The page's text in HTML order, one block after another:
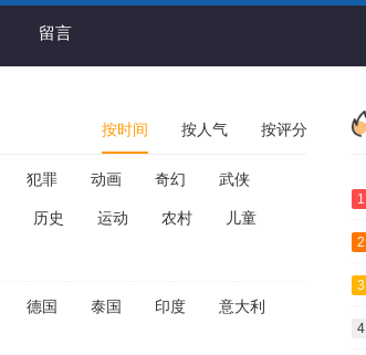
留言
按时间 按人气 按评分
犯罪 动画 奇幻 武侠
历史 运动 农村 儿童
德国 泰国 印度 意大利
1
2
3
4